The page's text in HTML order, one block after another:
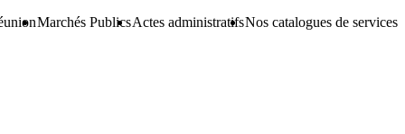
Marchés PublicsActes administratifsNos catalogues de services